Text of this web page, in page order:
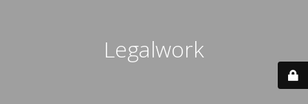
Legalwork